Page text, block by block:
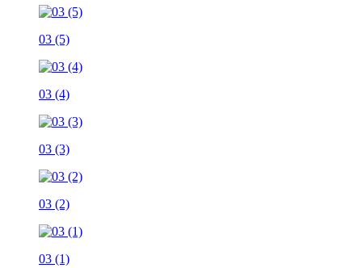
03 (5)
03 (4)
03 (3)
03 (2)
03 (1)